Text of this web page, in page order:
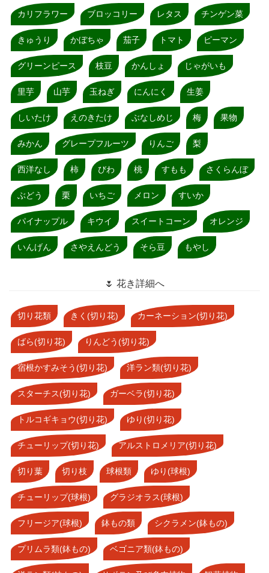
カリフラワー ブロッコリー レタス チンゲン菜
きゅうり かぼちゃ 茄子 トマト ピーマン
グリーンピース 枝豆 かんしょ じゃがいも
里芋 山芋 玉ねぎ にんにく 生姜
しいたけ えのきたけ ぶなしめじ 梅 果物
みかん グレープフルーツ りんご 梨
西洋なし 柿 びわ 桃 すもも さくらんぼ
ぶどう 栗 いちご メロン すいか
パイナップル キウイ スイートコーン オレンジ
いんげん さやえんどう そら豆 もやし
🌷 花き詳細へ
切り花類 きく(切り花) カーネーション(切り花)
ばら(切り花) りんどう(切り花)
宿根かすみそう(切り花) 洋ラン類(切り花)
スターチス(切り花) ガーベラ(切り花)
トルコギキョウ(切り花) ゆり(切り花)
チューリップ(切り花) アルストロメリア(切り花)
切り葉 切り枝 球根類 ゆり(球根)
チューリップ(球根) グラジオラス(球根)
フリージア(球根) 鉢もの類 シクラメン(鉢もの)
プリムラ類(鉢もの) ベゴニア類(鉢もの)